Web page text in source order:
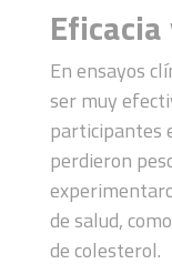
En ensayos
ser muy
participantes
perdieron
de salud,
de colesterol.